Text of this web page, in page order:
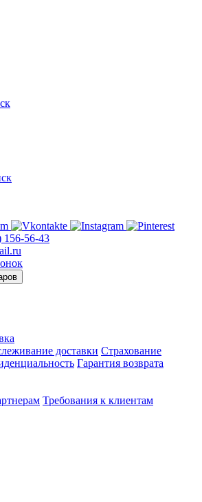
156-56-43
доставки Страхование
Гарантия возврата
Требования к клиентам